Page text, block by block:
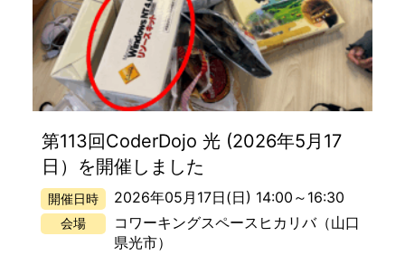
第113回CoderDojo 光 (2026年5月17
日）を開催しました
開催日時 2026年05月17日(日) 14:00 ～ 16:30
会場 コワーキングスペースヒカリバ（山口
県光市）